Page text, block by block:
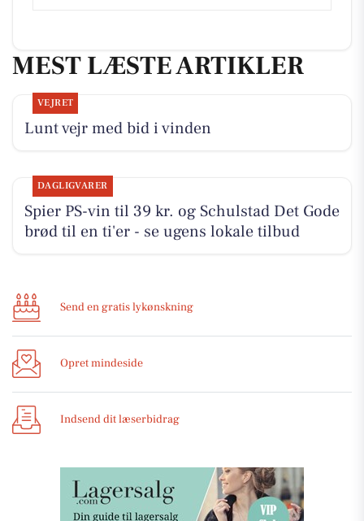
MEST LÆSTE ARTIKLER
VEJRET
Lunt vejr med bid i vinden
DAGLIGVARER
Spier PS-vin til 39 kr. og Schulstad Det Gode
brød til en ti'er - se ugens lokale tilbud
Send en gratis lykønskning
Opret mindeside
Indsend dit læserbidrag